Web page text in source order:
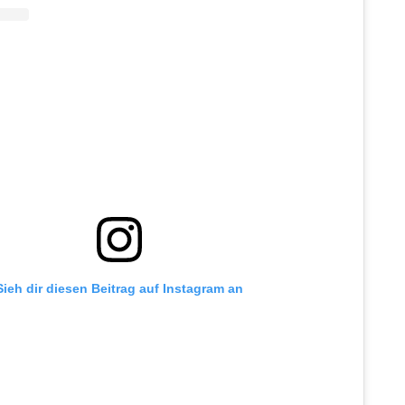
dir diesen Beitrag auf Instagram an